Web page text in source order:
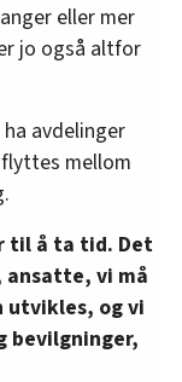
eller mer
jo også altfor
avdelinger
mellom
til å ta tid. Det
vi må
utvikles, og vi
bevilgninger,